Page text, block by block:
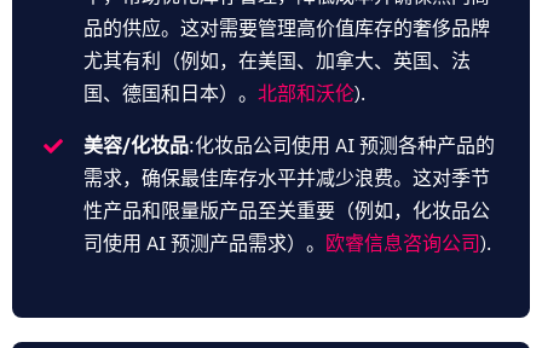
品的供应。这对需要管理高价值库存的奢侈品牌
尤其有利（例如，在美国、加拿大、英国、法
国、德国和日本）。 北部和沃伦).
美容/化妆品:化妆品公司使用 AI 预测各种产品的
需求，确保最佳库存水平并减少浪费。这对季节
性产品和限量版产品至关重要（例如，化妆品公
司使用 AI 预测产品需求）。 欧睿信息咨询公司).